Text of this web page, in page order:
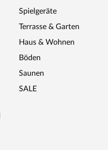
Spielgeräte
Terrasse & Garten
Haus & Wohnen
Böden
Saunen
SALE